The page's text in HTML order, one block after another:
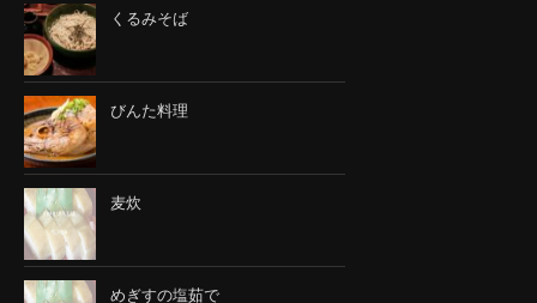
くるみそば
びんた料理
麦炊
めぎすの塩茹で